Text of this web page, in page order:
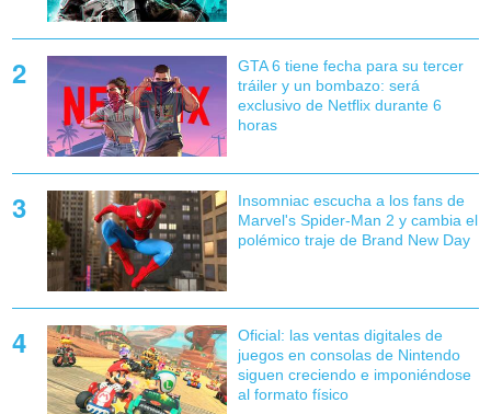
GTA 6 tiene fecha para su tercer
tráiler y un bombazo: será
exclusivo de Netflix durante 6
horas
Insomniac escucha a los fans de
Marvel's Spider-Man 2 y cambia el
polémico traje de Brand New Day
Oficial: las ventas digitales de
juegos en consolas de Nintendo
siguen creciendo e imponiéndose
al formato físico